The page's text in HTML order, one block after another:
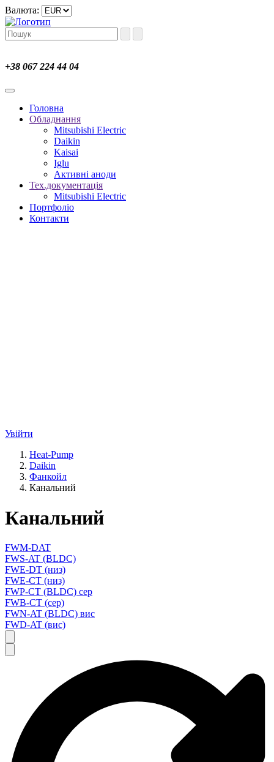
Валюта:
+38 067 224 44 04
Головна
Обладнання
Mitsubishi Electric
Daikin
Kaisai
Iglu
Активні аноди
Тех.документація
Mitsubishi Electric
Портфоліо
Контакти
Увійти
Heat-Pump
Daikin
Фанкойл
Канальний
Канальний
FWM-DAT
FWS-AT (BLDC)
FWE-DT (низ)
FWE-CT (низ)
FWP-CT (BLDC) сер
FWB-CT (сер)
FWN-AT (BLDC) вис
FWD-AT (вис)